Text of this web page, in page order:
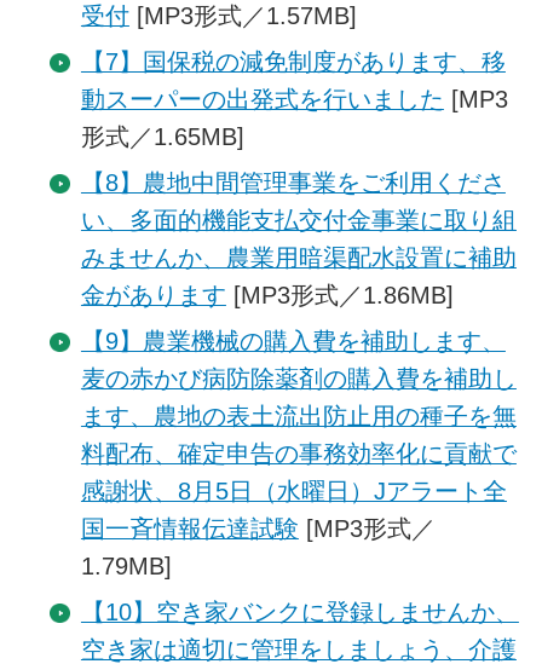
受付[MP3形式／1.57MB]
【7】国保税の減免制度があります、移
動スーパーの出発式を行いました [MP3
形式／1.65MB]
【8】農地中間管理事業をご利用くださ
い、多面的機能支払交付金事業に取り組
みませんか、農業用暗渠配水設置に補助
金があります [MP3形式／1.86MB]
【9】農業機械の購入費を補助します、
麦の赤かび病防除薬剤の購入費を補助し
ます、農地の表土流出防止用の種子を無
料配布、確定申告の事務効率化に貢献で
感謝状、8月5日（水曜日）Jアラート全
国一斉情報伝達試験 [MP3形式／
1.79MB]
【10】空き家バンクに登録しませんか、
空き家は適切に管理をしましょう、介護